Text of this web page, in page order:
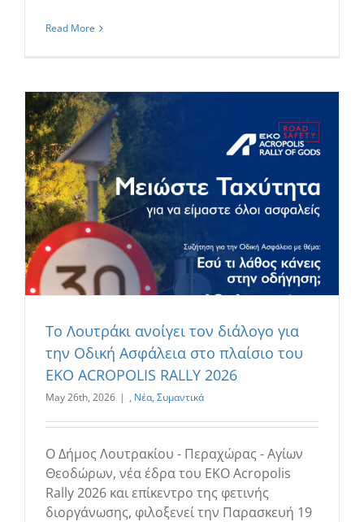
Read More
Το Λουτράκι ανοίγει τον διάλογο για
την Οδική Ασφάλεια στο πλαίσιο του
ΕΚΟ ACROPOLIS RALLY 2026
May 26th, 2026 | , Νέα, Συμαντικά
Ο Δήμος Λουτρακίου - Περαχώρας - Αγίων
Θεοδώρων, νέα έδρα του ΕΚΟ Acropolis
Rally 2026 και επίκεντρο της φετινής
διοργάνωσης, φιλοξενεί την Παρασκευή 19